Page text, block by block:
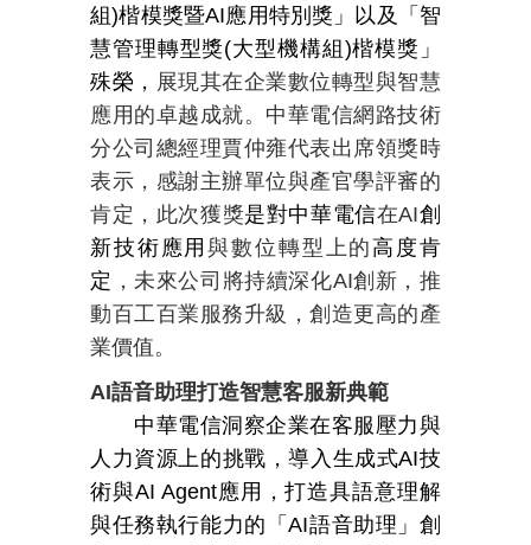
組)楷模獎暨AI應用特別獎」以及「智
慧管理轉型獎(大型機構組 )楷模獎」
殊榮， 展現其在企業數位轉型與智慧
應用的卓越成就。中華電信網路技術
分公司總經理賈仲雍代表出席領獎時
表示，感謝主辦單位與產官學評審的
肯定，此次獲獎是對中華電信在AI創
新技術應用與數位轉型上的高度肯
定 ，未來公司將持續深化AI創新，推
動百工百業服務升級，創造更高的產
業價值。
AI語音助理打造智慧客服新典範
中華電信洞察企業在客服壓力與
人力資源上的挑戰，導入生成式AI技
術與AI Agent應用，打造具語意理解
與任務執行能力的「AI語音助理」創